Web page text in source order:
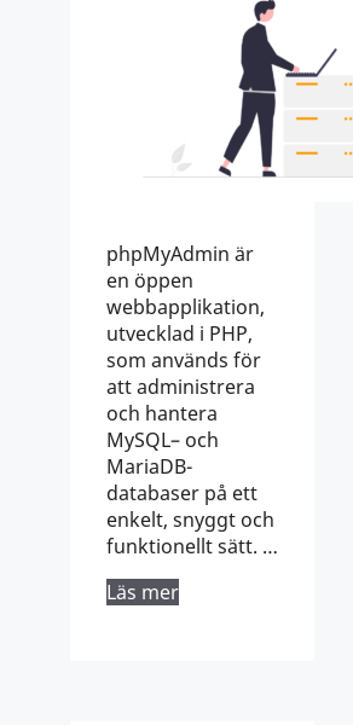
phpMyAdmin är
en öppen
webbapplikation,
utvecklad i PHP,
som används för
att administrera
och hantera
MySQL– och
MariaDB-
databaser på ett
enkelt, snyggt och
funktionellt sätt. …
Läs mer